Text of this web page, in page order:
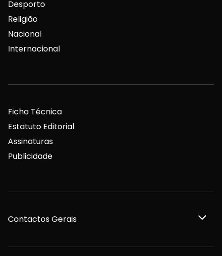
Desporto
Religião
Nacional
Internacional
Ficha Técnica
Estatuto Editorial
Assinaturas
Publicidade
Contactos Gerais